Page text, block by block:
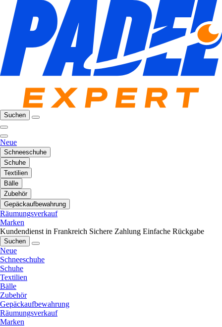
Suchen
Neue
Schneeschuhe
Schuhe
Textilien
Bälle
Zubehör
Gepäckaufbewahrung
Räumungsverkauf
Marken
Kundendienst in Frankreich Sichere Zahlung Einfache Rückgabe
Suchen
Neue
Schneeschuhe
Schuhe
Textilien
Bälle
Zubehör
Gepäckaufbewahrung
Räumungsverkauf
Marken